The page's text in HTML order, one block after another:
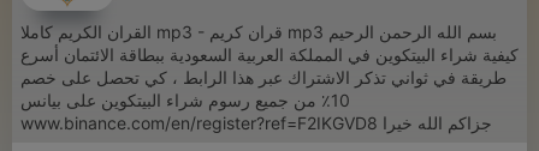
القران الكريم كاملا mp3 - قران كريم mp3 بسم الله الرحمن الرحيم
كيفية شراء البيتكوين في المملكة العربية السعودية ببطاقة الائتمان أسرع
طريقة في ثواني تذكر الاشتراك عبر هذا الرابط ، كي تحصل على خصم
10٪ من جميع رسوم شراء البيتكوين على بيانس
www.binance.com/en/register?ref=F2IKGVD8 جزاكم الله خيرا